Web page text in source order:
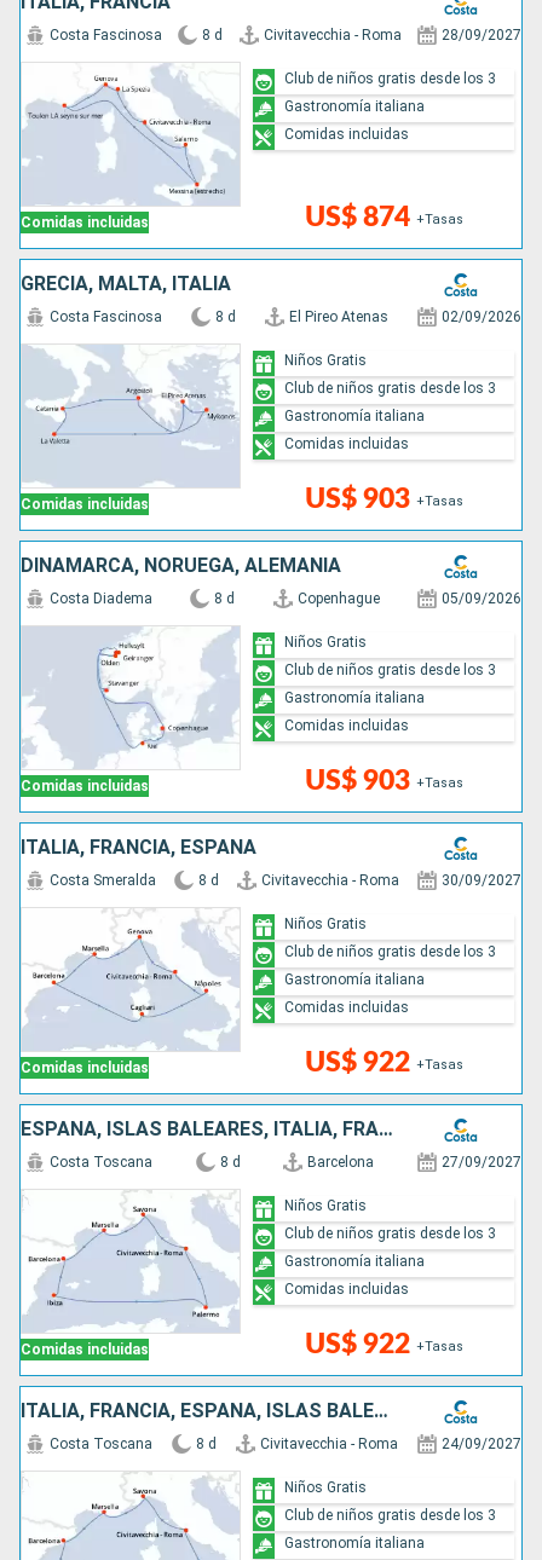
Comidas incluidas
Costa Fascinosa 8 d Civitavecchia - Roma 28/09/2027
US$ 874 +Tasas
Club de niños gratis desde los 3
Gastronomía italiana
Comidas incluidas
GRECIA, MALTA, ITALIA
Comidas incluidas
Costa Fascinosa 8 d El Pireo Atenas 02/09/2026
US$ 903 +Tasas
Niños Gratis
Club de niños gratis desde los 3
Gastronomía italiana
Comidas incluidas
DINAMARCA, NORUEGA, ALEMANIA
Comidas incluidas
Costa Diadema 8 d Copenhague 05/09/2026
US$ 903 +Tasas
Niños Gratis
Club de niños gratis desde los 3
Gastronomía italiana
Comidas incluidas
ITALIA, FRANCIA, ESPAÑA
Comidas incluidas
Costa Smeralda 8 d Civitavecchia - Roma 30/09/2027
US$ 922 +Tasas
Niños Gratis
Club de niños gratis desde los 3
Gastronomía italiana
Comidas incluidas
ESPAÑA, ISLAS BALEARES, ITALIA, FRANCIA
Comidas incluidas
Costa Toscana 8 d Barcelona 27/09/2027
US$ 922 +Tasas
Niños Gratis
Club de niños gratis desde los 3
Gastronomía italiana
Comidas incluidas
ITALIA, FRANCIA, ESPAÑA, ISLAS BALEARES
Costa Toscana 8 d Civitavecchia - Roma 24/09/2027
Niños Gratis
Club de niños gratis desde los 3
Gastronomía italiana